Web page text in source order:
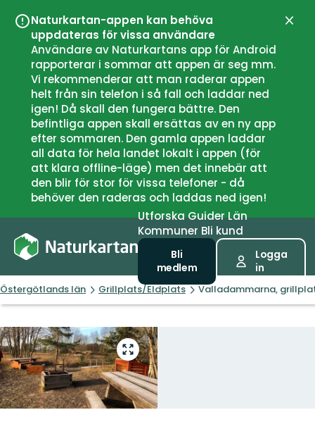
Naturkartan-appen kan behöva
uppdateras för vissa användare
Användare av Naturkartans app för Android
rapporterar i sommar att appen är seg mm.
Vi rekommenderar att man raderar appen
helt från sin telefon i så fall och laddar ned
igen! Då skall den fungera bättre. Den
befintliga appen skall ersättas av en ny app
efter sommaren. Den gamla appen laddar
all data för hela landet lokalt i appen (för
att klara offline-läge) men det innebär att
den blir för stor för vissa telefoner - då
behöver den raderas och laddas ned igen!
UtforskaGuiderLän
Kommuner Bli kund
Bli
medlem
Logga
in
Östergötlands län Grillplats/Eldplats Valladammarna,
Gå
till
helskärmsläge